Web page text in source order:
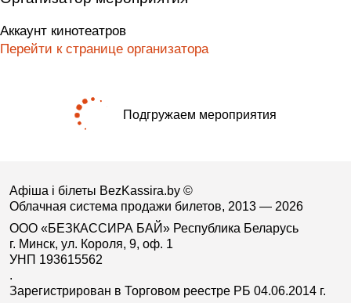
Аккаунт кинотеатров
Перейти к странице организатора
Подгружаем мероприятия
Афіша і білеты BezKassira.by ©
Облачная система продажи билетов, 2013 — 2026
ООО «БЕЗКАССИРА БАЙ» Республика Беларусь
г. Минск, ул. Короля, 9, оф. 1
УНП 193615562
.
Зарегистрирован в Торговом реестре РБ 04.06.2014 г.